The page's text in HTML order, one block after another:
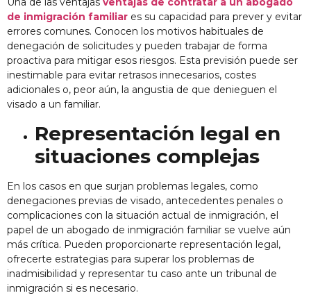
de inmigración familiar es su capacidad para prever y evitar
errores comunes. Conocen los motivos habituales de
denegación de solicitudes y pueden trabajar de forma
proactiva para mitigar esos riesgos. Esta previsión puede ser
inestimable para evitar retrasos innecesarios, costes
adicionales o, peor aún, la angustia de que denieguen el
visado a un familiar.
Representación legal en
situaciones complejas
En los casos en que surjan problemas legales, como
denegaciones previas de visado, antecedentes penales o
complicaciones con la situación actual de inmigración, el
papel de un abogado de inmigración familiar se vuelve aún
más crítica. Pueden proporcionarte representación legal,
ofrecerte estrategias para superar los problemas de
inadmisibilidad y representar tu caso ante un tribunal de
inmigración si es necesario.